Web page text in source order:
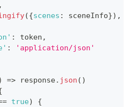
,
({scenes : sceneInfo}) ,
: token ,
:
'application/json'
=> response. json ( )
true)
{